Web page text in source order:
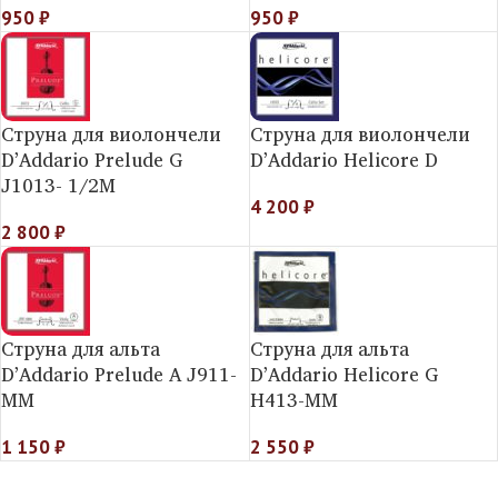
950₽ 950₽
Струна для виолончели
D’Addario Prelude G
J1013- 1/2M
2 800₽
Струна для виолончели
D’Addario Helicore D
4 200₽
Струна для альта
D’Addario Prelude A J911-
MM
1 150₽
Струна для альта
D’Addario Helicorе G
H413-MM
2 550₽